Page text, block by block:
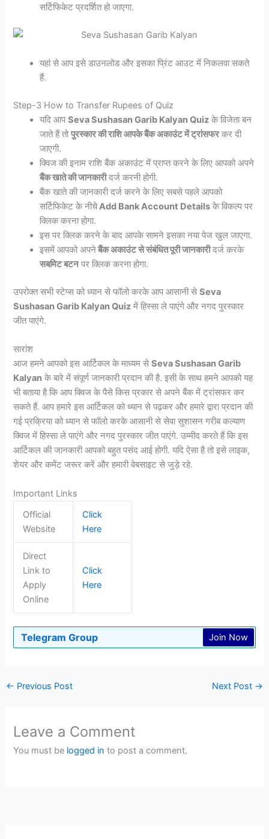
सर्टिफिकेट प्रदर्शित हो जाएगा.
यहां से आप इसे डाउनलोड और इसका प्रिंट आउट में निकलवा सकते
हैं.
Step-3 How to Transfer Rupees of Quiz
यदि आपSeva Sushasan Garib Kalyan Quiz के विजेता बन
जाते हैं तोपुरस्कार की राशि आपके बैंक अकाउंट में ट्रांसफरकर दी
जाएगी.
क्विज की इनाम राशि बैंक अकाउंट में प्राप्त करने के लिए आपको अपने
बैंक खाते की जानकारीदर्ज करनी होगी.
बैंक खाते की जानकारी दर्ज करने के लिए सबसे पहले आपको
सर्टिफिकेट के नीचेAdd Bank Account Details के विकल्प पर
क्लिक करना होगा.
इस पर क्लिक करने के बाद आपके सामने इसका नया पेज खुल जाएगा.
इसमें आपको अपनेबैंक अकाउंट से संबंधित पूरी जानकारीदर्ज करके
सबमिट बटनपर क्लिक करना होगा.
उपरोक्त सभी स्टेप्स को ध्यान से फॉलो करके आप आसानी सेSeva
Sushasan Garib Kalyan Quiz में हिस्सा ले पाएंगे और नगद पुरस्कार
जीत पाएंगे.
सारांश
आज हमने आपको इस आर्टिकल के माध्यम सेSeva Sushasan Garib
Kalyan के बारे में संपूर्ण जानकारी प्रदान की है. इसी के साथ हमने आपको यह
भी बताया है कि आप क्विज के पैसे किस प्रकार से अपने बैंक में ट्रांसफर कर
सकते हैं. आप हमारे इस आर्टिकल को ध्यान से पढ़कर और हमारे द्वारा प्रदान की
गई प्रक्रिया को ध्यान से फॉलो करके आसानी से सेवा सुशासन गरीब कल्याण
क्विज में हिस्सा ले पाएंगे और नगद पुरस्कार जीत पाएंगे. उम्मीद करते हैं कि इस
आर्टिकल की जानकारी आपको बहुत पसंद आई होगी. यदि ऐसा है तो इसे लाइक,
शेयर और कमेंट जरूर करें और हमारी वेबसाइट से जुड़े रहे.
Important Links
Official
Website
Click
Here
Direct
Link to
Apply
Online
Click
Here
Telegram Group Join Now
← Previous Post Next Post →
Leave a Comment
You must be logged in to post a comment.